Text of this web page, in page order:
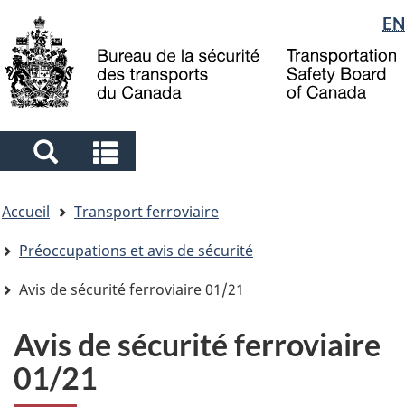
to
main
to
"About
government"
à
la
Sélection
de
la
langue
EN
Search
and
menus
and
menus
êtes
ici
Accueil
Transport ferroviaire
Préoccupations et avis de sécurité
Avis de sécurité ferroviaire 01/21
Avis de sécurité ferroviaire
01/21